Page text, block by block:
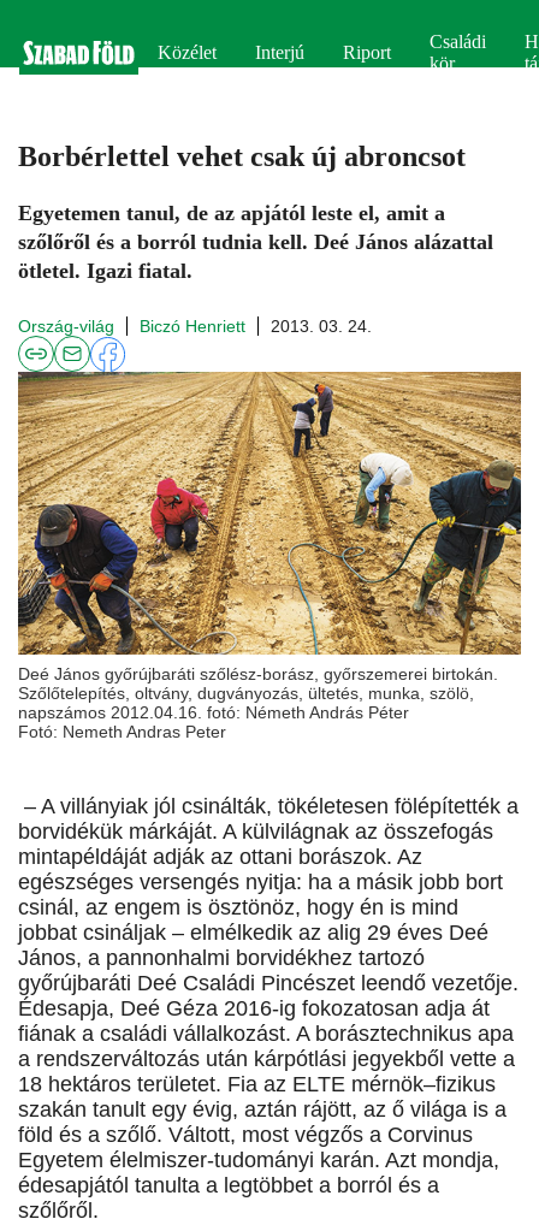
Közélet Interjú Riport
Családi
kör
Borbérlettel vehet csak új abroncsot
Egyetemen tanul, de az apjától leste el, amit a
szőlőről és a borról tudnia kell. Deé János alázattal
ötletel. Igazi fiatal.
Ország-világ Biczó Henriett 2013. 03. 24.
Deé János győrújbaráti szőlész-borász, győrszemerei birtokán.
Szőlőtelepítés, oltvány, dugványozás, ültetés, munka, szölö,
napszámos 2012.04.16. fotó: Németh András Péter
Fotó: Nemeth Andras Peter
– A villányiak jól csinálták, tökéletesen fölépítették a
borvidékük márkáját. A külvilágnak az összefogás
mintapéldáját adják az ottani borászok. Az
egészséges versengés nyitja: ha a másik jobb bort
csinál, az engem is ösztönöz, hogy én is mind
jobbat csináljak – elmélkedik az alig 29 éves Deé
János, a pannonhalmi borvidékhez tartozó
győrújbaráti Deé Családi Pincészet leendő vezetője.
Édesapja, Deé Géza 2016-ig fokozatosan adja át
fiának a családi vállalkozást. A borásztechnikus apa
a rendszerváltozás után kárpótlási jegyekből vette a
18 hektáros területet. Fia az ELTE mérnök–fizikus
szakán tanult egy évig, aztán rájött, az ő világa is a
föld és a szőlő. Váltott, most végzős a Corvinus
Egyetem élelmiszer-tudományi karán. Azt mondja,
édesapjától tanulta a legtöbbet a borról és a
szőlőről.